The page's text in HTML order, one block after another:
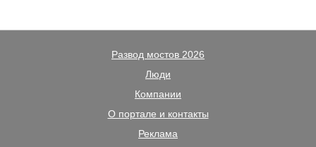
Развод мостов 2026
Люди
Компании
О портале и контакты
Реклама